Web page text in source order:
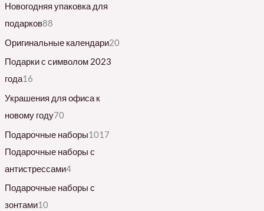
Новогодняя упаковка для
подарков88
Оригинальные календари20
Подарки с символом 2023
года16
Украшения для офиса к
новому году70
Подарочные наборы1017
Подарочные наборы с
антистрессами4
Подарочные наборы с
зонтами10